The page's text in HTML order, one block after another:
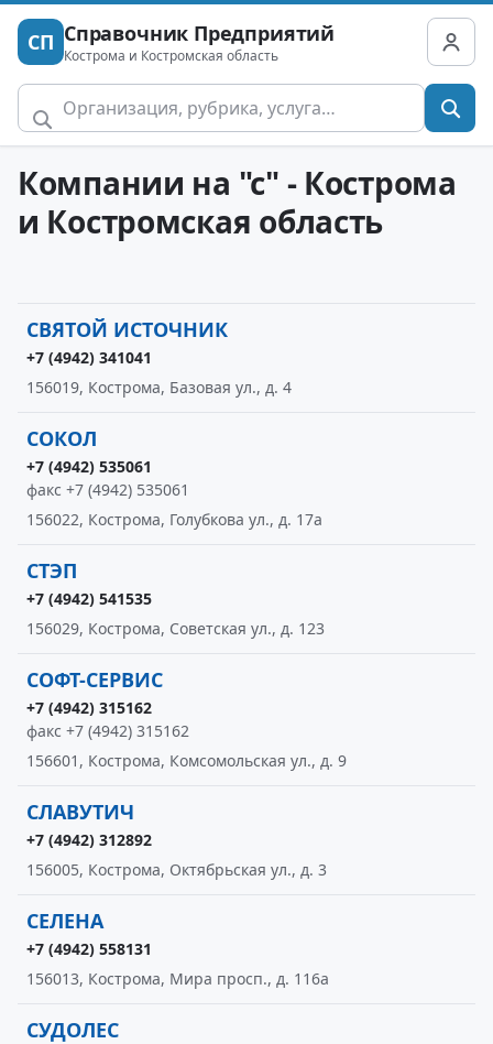
СП Справочник Предприятий
Кострома и Костромская область
Компании на "с" - Кострома
и Костромская область
СВЯТОЙ ИСТОЧНИК
+7 (4942) 341041
156019, Кострома, Базовая ул., д. 4
СОКОЛ
+7 (4942) 535061
факс +7 (4942) 535061
156022, Кострома, Голубкова ул., д. 17а
СТЭП
+7 (4942) 541535
156029, Кострома, Советская ул., д. 123
СОФТ-СЕРВИС
+7 (4942) 315162
факс +7 (4942) 315162
156601, Кострома, Комсомольская ул., д. 9
СЛАВУТИЧ
+7 (4942) 312892
156005, Кострома, Октябрьская ул., д. 3
СЕЛЕНА
+7 (4942) 558131
156013, Кострома, Мира просп., д. 116а
СУДОЛЕС